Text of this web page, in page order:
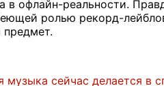
в офлайн-реальности.
ролью рекорд-
предмет.
сейчас делается в